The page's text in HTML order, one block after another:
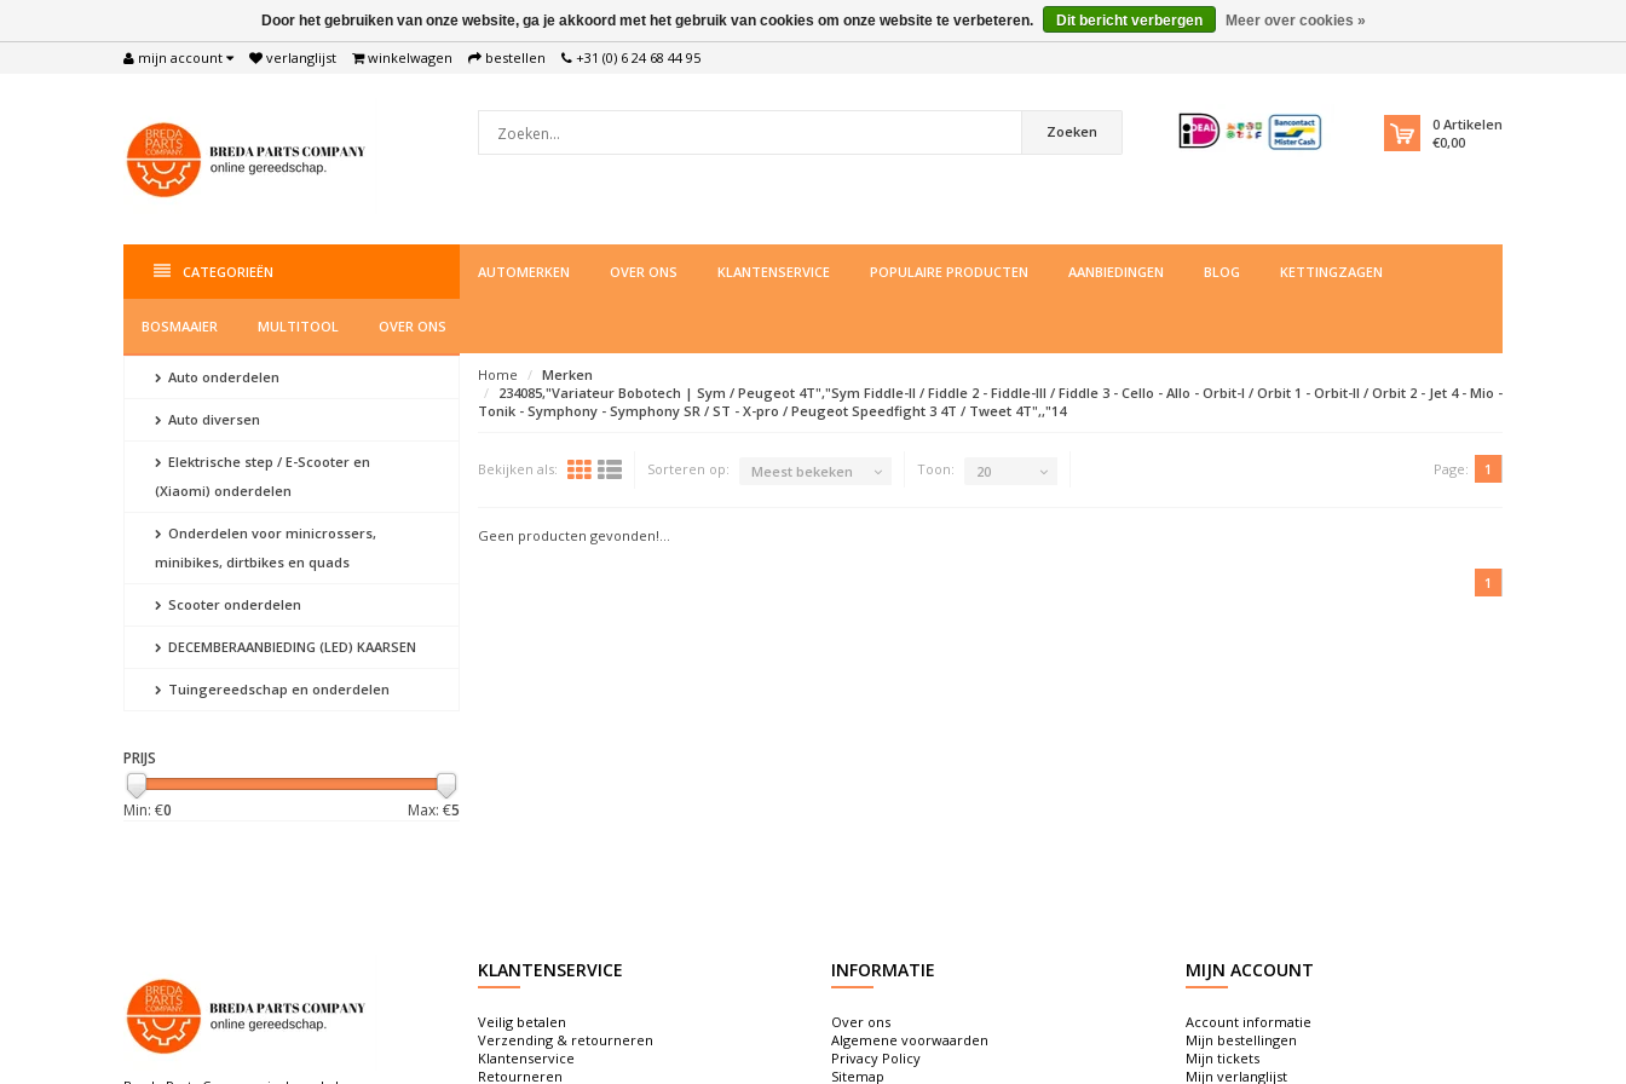
mijn account verlanglijst winkelwagen bestellen +31 (0) 6 24 68 44 95
Zoeken 0 Artikelen
€0,00
CATEGORIEËN AUTOMERKEN OVER ONS KLANTENSERVICE POPULAIRE PRODUCTEN AANBIEDINGEN BLOG KETTINGZAGEN
BOSMAAIER MULTITOOL OVER ONS
Auto onderdelen
Auto diversen
Elektrische step / E-Scooter en
(Xiaomi) onderdelen
Onderdelen voor minicrossers,
minibikes, dirtbikes en quads
Scooter onderdelen
DECEMBERAANBIEDING (LED) KAARSEN
Tuingereedschap en onderdelen
PRIJS
Min: €0 Max: €5
Home
Merken
234085,"Variateur Bobotech | Sym / Peugeot 4T","Sym Fiddle-II / Fiddle 2 - Fiddle-III / Fiddle 3 - Cello - Allo - Orbit-I / Orbit 1 - Orbit-II / Orbit 2 - Jet 4 - Mio -
Tonik - Symphony - Symphony SR / ST - X-pro / Peugeot Speedfight 3 4T / Tweet 4T",,"14
Bekijken als: Sorteren op: Meest bekeken Toon: 20 Page: 1
Geen producten gevonden!...
1
KLANTENSERVICE
Veilig betalen
Verzending & retourneren
Klantenservice
Retourneren
INFORMATIE
Over ons
Algemene voorwaarden
Privacy Policy
Sitemap
MIJN ACCOUNT
Account informatie
Mijn bestellingen
Mijn tickets
Mijn verlanglijst
Door het gebruiken van onze website, ga je akkoord met het gebruik van cookies om onze website te verbeteren. Dit bericht verbergen Meer over cookies »